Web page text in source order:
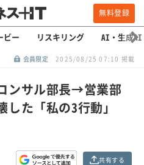
無料登録
ビー リスキリング AI・生成AI
会員限定 2025/08/25 07:10 掲載
ンサル部長→営業部
た「私の3行動」
共有する